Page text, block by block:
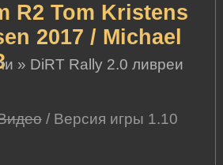
R2 Tom Kristens
2017 / Michael
» DiRT Rally 2.0 ливреи
/ Версия игры 1.10